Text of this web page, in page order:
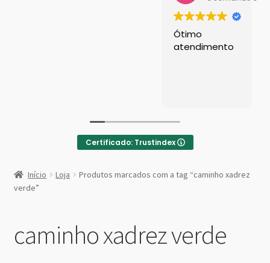
Shop Demos
Ótimo
atendimento
Certificado: Trustindex
Caminho
Xadrez
Início Loja
Produtos marcados com a tag “caminho xadrez
verde”
caminho xadrez verde